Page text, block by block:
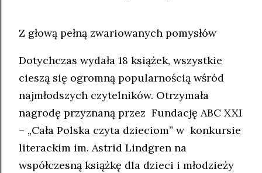
Z głową pełną zwariowanych pomysłów
Dotychczas wydała 18 książek, wszystkie
cieszą się ogromną popularnością wśród
najmłodszych czytelników. Otrzymała
nagrodę przyznaną przez Fundację ABC XXI
– „Cała Polska czyta dzieciom” w konkursie
literackim im. Astrid Lindgren na
współczesną książkę dla dzieci i młodzieży